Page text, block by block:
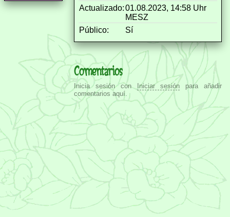
Actualizado:01.08.2023, 14:58 Uhr
MESZ
Público:
Sí
Comentarios
Inicia sesión con Iniciar sesión para añadir
comentarios aquí.